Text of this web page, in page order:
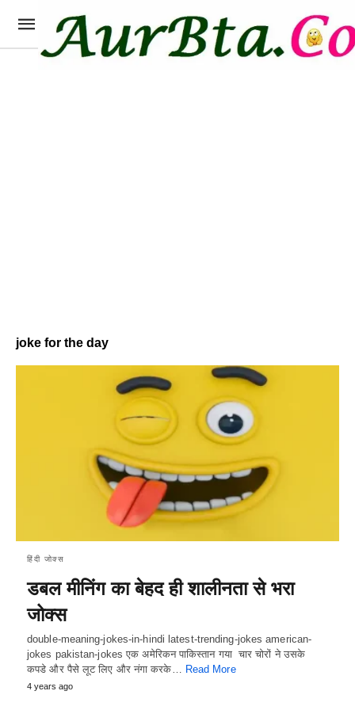
joke for the day
हिंदी जोक्स
डबल मीनिंग का बेहद ही शालीनता से भरा
जोक्स
double-meaning-jokes-in-hindi latest-trending-jokes american-
jokes pakistan-jokes एक अमेरिकन पाकिस्तान गया चार चोरों ने उसके
कपडे और पैसे लूट लिए और नंगा करके… Read More
4 years ago